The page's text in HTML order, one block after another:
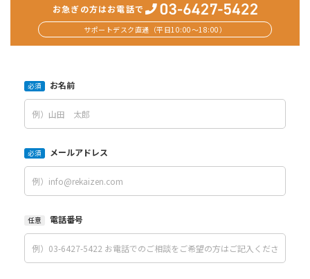
お急ぎの方はお電話で
サポートデスク直通（平日10:00〜18:00）
必須 お名前
必須 メールアドレス
任意 電話番号